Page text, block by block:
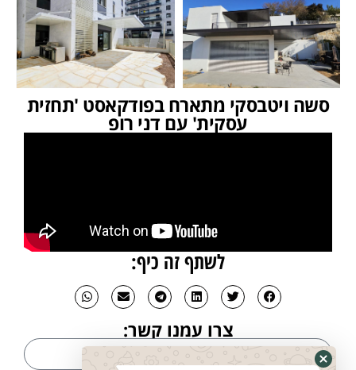
סשה ויטבסקי מתארח בפודקאסט 'תחזית
עסקית' עם דני רופ
לשתף זה כיף:
צרו עמנו קשר: